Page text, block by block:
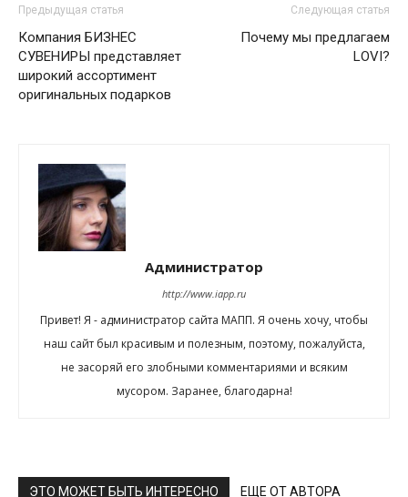
Предыдущая статья
Компания БИЗНЕС
СУВЕНИРЫ представляет
широкий ассортимент
оригинальных подарков
Следующая статья
Почему мы предлагаем
LOVI?
Администратор
http://www.iapp.ru
Привет! Я - администратор сайта МАПП. Я очень хочу, чтобы
наш сайт был красивым и полезным, поэтому, пожалуйста,
не засоряй его злобными комментариями и всяким
мусором. Заранее, благодарна!
ЭТО МОЖЕТ БЫТЬ ИНТЕРЕСНО ЕЩЕ ОТ АВТОРА